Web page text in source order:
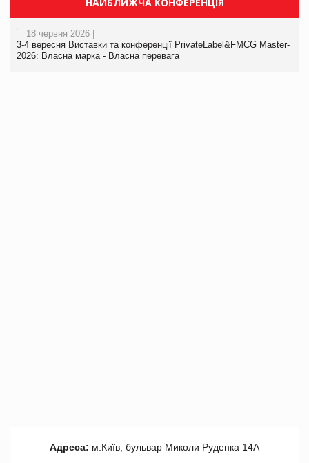
18 червня 2026 |
3-4 вересня Виставки та конференції PrivateLabel&FMCG Master-
2026: Власна марка - Власна перевага
Адреса: м.Київ, бульвар Миколи Руденка 14А